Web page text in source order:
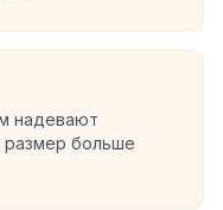
надевают
размер больше